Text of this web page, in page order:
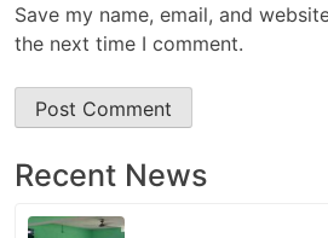
Save my name, email, and
the next time I comment.
Recent News